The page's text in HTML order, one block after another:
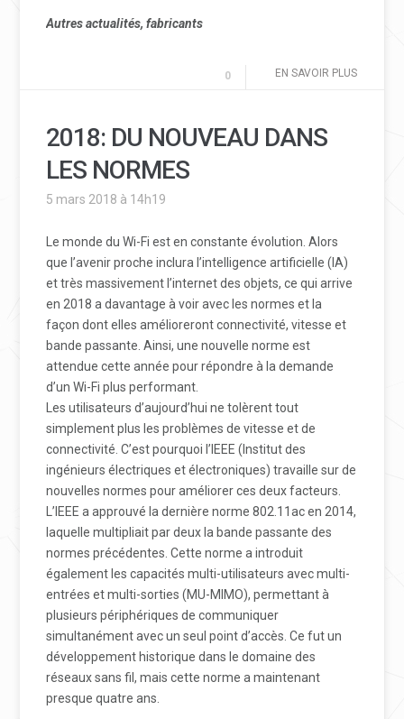
Autres actualités, fabricants
EN SAVOIR PLUS
0
2018: DU NOUVEAU DANS
LES NORMES
5 mars 2018 à 14h19
Le monde du Wi-Fi est en constante évolution. Alors
que l’avenir proche inclura l’intelligence artificielle (IA)
et très massivement l’internet des objets, ce qui arrive
en 2018 a davantage à voir avec les normes et la
façon dont elles amélioreront connectivité, vitesse et
bande passante. Ainsi, une nouvelle norme est
attendue cette année pour répondre à la demande
d’un Wi-Fi plus performant.
Les utilisateurs d’aujourd’hui ne tolèrent tout
simplement plus les problèmes de vitesse et de
connectivité. C’est pourquoi l’IEEE (Institut des
ingénieurs électriques et électroniques) travaille sur de
nouvelles normes pour améliorer ces deux facteurs.
L’IEEE a approuvé la dernière norme 802.11ac en 2014,
laquelle multipliait par deux la bande passante des
normes précédentes. Cette norme a introduit
également les capacités multi-utilisateurs avec multi-
entrées et multi-sorties (MU-MIMO), permettant à
plusieurs périphériques de communiquer
simultanément avec un seul point d’accès. Ce fut un
développement historique dans le domaine des
réseaux sans fil, mais cette norme a maintenant
presque quatre ans.